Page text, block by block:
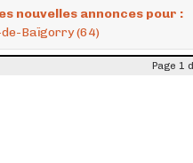
nouvelles annonces pour :
Baïgorry (64)
Page 1